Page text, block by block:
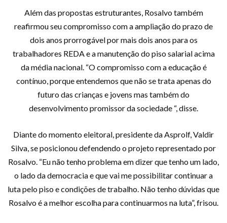
Além das propostas estruturantes, Rosalvo também
reafirmou seu compromisso com a ampliação do prazo de
dois anos prorrogável por mais dois anos para os
trabalhadores REDA e a manutenção do piso salarial acima
da média nacional. “O compromisso com a educação é
contínuo, porque entendemos que não se trata apenas do
futuro das crianças e jovens mas também do
desenvolvimento promissor da sociedade “, disse.
Diante do momento eleitoral, presidente da Asprolf, Valdir
Silva, se posicionou defendendo o projeto representado por
Rosalvo. “Eu não tenho problema em dizer que tenho um lado,
o lado da democracia e que vai me possibilitar continuar a
luta pelo piso e condições de trabalho. Não tenho dúvidas que
Rosalvo é a melhor escolha para continuarmos na luta”, frisou.